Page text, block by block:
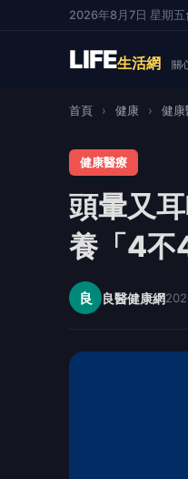
2026年8月7日 星期五
LIFE生活網 關
首頁 › 健康 › 健康
健康醫療
頭暈又
養「4不
良 良醫健康網